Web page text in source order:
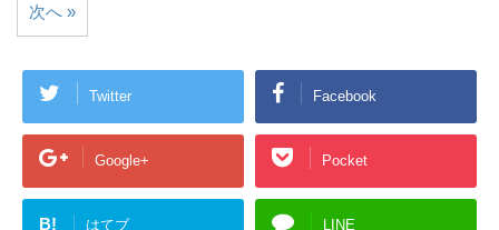
次へ »
Twitter Facebook
Google+ Pocket
B! はてブ LINE